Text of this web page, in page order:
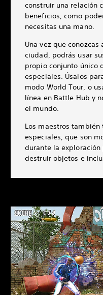
construir una relación
beneficios, como
necesitas una mano.
Una vez que
ciudad, podrás usar
propio conjunto único
especiales. Úsalos
modo World Tour, o
línea en Battle Hub y
el mundo.
Los maestros
especiales, que son
durante la exploración
destruir objetos e